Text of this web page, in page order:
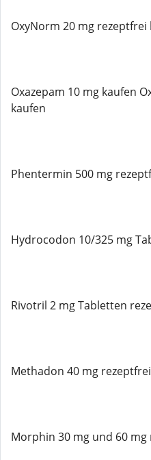
OxyNorm 20 mg rezeptfrei
Oxazepam 10 mg kaufen
kaufen
Phentermin 500 mg
Hydrocodon 10/325 mg
Rivotril 2 mg Tabletten
Methadon 40 mg
Morphin 30 mg und 60